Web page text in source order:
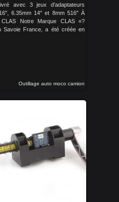
avec 3 jeux d’adaptateurs
6.35mm 14" et 8mm 516" À
Notre Marque CLAS «?
Savoie France, a été créée en
Outillage auto moco camion